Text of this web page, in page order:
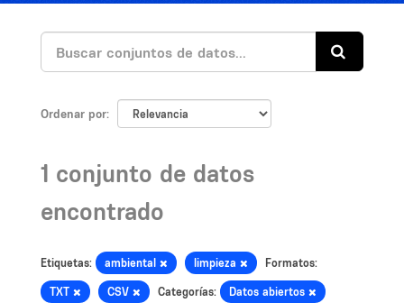
Ordenar por
1 conjunto de datos
encontrado
Etiquetas: ambiental limpieza Formatos:
TXT CSV Categorías: Datos abiertos